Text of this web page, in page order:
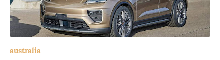
australia